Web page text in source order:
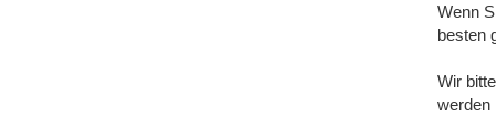
Wenn
besten
Wir
werden